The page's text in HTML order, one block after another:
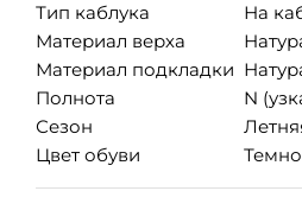
Тип каблука
На
Материал верха
Материал подкладки
Полнота
N
Сезон
Цвет обуви